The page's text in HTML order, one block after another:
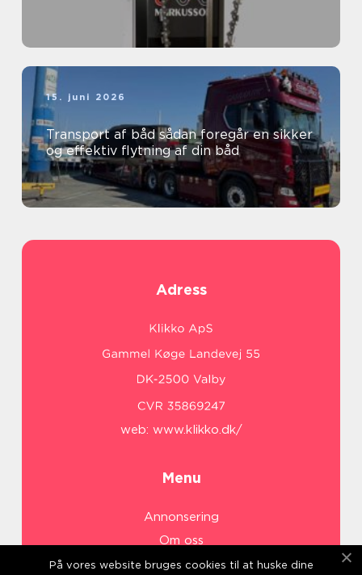
15. juni 2026
Transport af båd sådan foregår en sikker
og effektiv flytning af din båd
Adress
web: www.klikko.dk/
Menu
Annonsering
Om oss
Cookies
På vores website bruges cookies til at huske dine